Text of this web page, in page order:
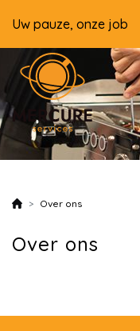
Uw pauze, onze job
Over ons
Over ons